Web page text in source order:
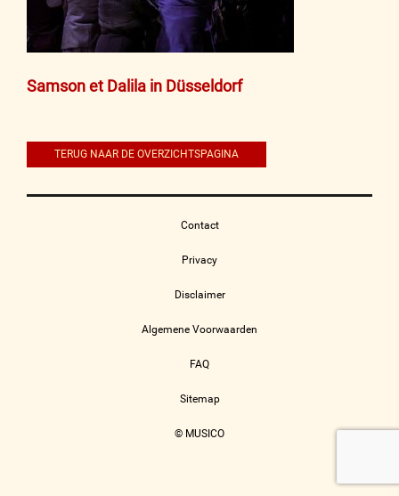
Bericht
Samson et Dalila in Düsseldorf
TERUG NAAR DE OVERZICHTSPAGINA
Contact
Privacy
Disclaimer
Algemene Voorwaarden
FAQ
Sitemap
© MUSICO